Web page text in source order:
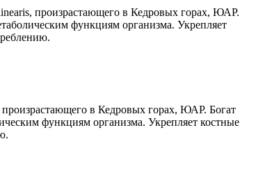
произрастающего в Кедровых горах, ЮАР.
функциям организма. Укрепляет
в Кедровых горах, ЮАР. Богат
функциям организма. Укрепляет костные